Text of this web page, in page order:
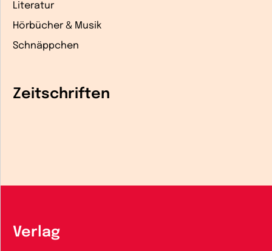
Literatur
Hörbücher & Musik
Schnäppchen
Zeitschriften
Verlag